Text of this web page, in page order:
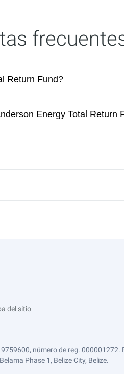
Return Fund?
Energy Total Return
del sitio
número de reg.
Phase 1, Belize City, Belize.